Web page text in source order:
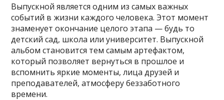
Выпускной является одним из самых важных
событий в жизни каждого человека. Этот момент
знаменует окончание целого этапа — будь то
детский сад, школа или университет. Выпускной
альбом становится тем самым артефактом,
который позволяет вернуться в прошлое и
вспомнить яркие моменты, лица друзей и
преподавателей, атмосферу беззаботного
времени.